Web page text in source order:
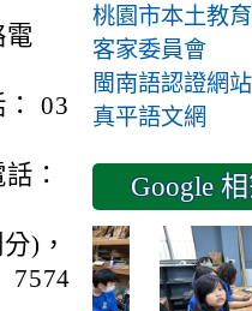
電
03
：
)，
7574
桃園市本土教
客家委員會
閩南語認證網站
真平語文網
Google